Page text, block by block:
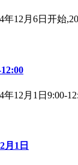
12月6日开始
12月1日9:00-
月1日